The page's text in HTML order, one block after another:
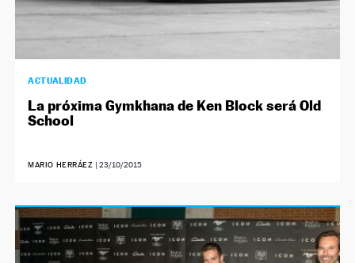
ACTUALIDAD
La próxima Gymkhana de Ken Block será Old
School
MARIO HERRÁEZ | 23/10/2015